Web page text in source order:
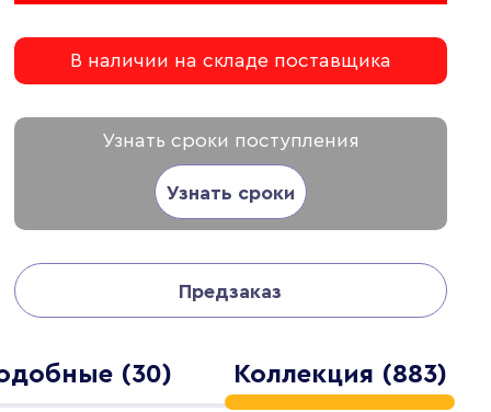
В наличии на складе поставщика
Узнать сроки поступления
Узнать сроки
Предзаказ
(30) Коллекция (883)